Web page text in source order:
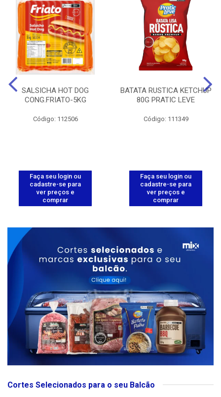
SALSICHA HOT DOG
CONG.FRIATO-5KG
Código: 112506
Faça seu login ou
cadastre-se para
ver preços e
comprar
BATATA RUSTICA KETCHUP
80G PRATIC LEVE
Código: 111349
Faça seu login ou
cadastre-se para
ver preços e
comprar
Cortes Selecionados para o seu Balcão